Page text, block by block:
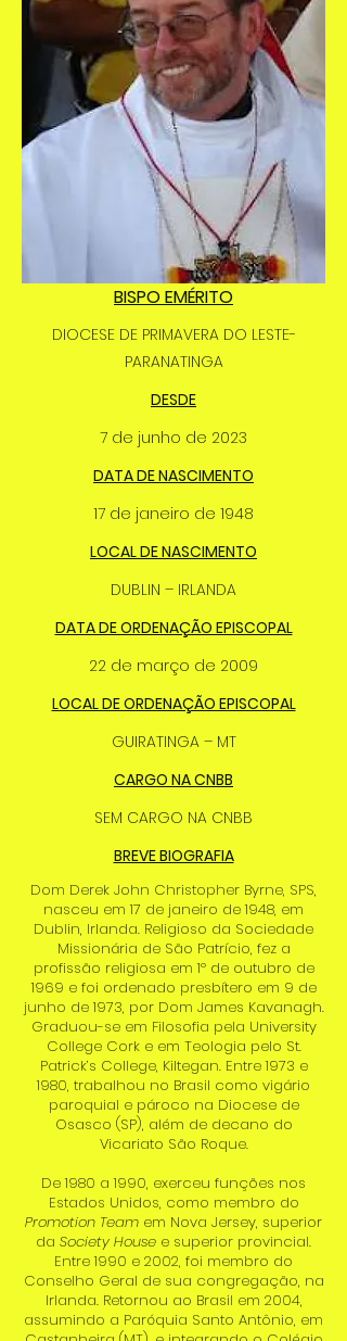
BISPO EMÉRITO
DIOCESE DE PRIMAVERA DO LESTE-
PARANATINGA
DESDE
7 de junho de 2023
DATA DE NASCIMENTO
17 de janeiro de 1948
LOCAL DE NASCIMENTO
DUBLIN – IRLANDA
DATA DE ORDENAÇÃO EPISCOPAL
22 de março de 2009
LOCAL DE ORDENAÇÃO EPISCOPAL
GUIRATINGA – MT
CARGO NA CNBB
SEM CARGO NA CNBB
BREVE BIOGRAFIA
Dom Derek John Christopher Byrne, SPS,
nasceu em 17 de janeiro de 1948, em
Dublin, Irlanda. Religioso da Sociedade
Missionária de São Patrício, fez a
profissão religiosa em 1º de outubro de
1969 e foi ordenado presbítero em 9 de
junho de 1973, por Dom James Kavanagh.
Graduou-se em Filosofia pela University
College Cork e em Teologia pelo St.
Patrick’s College, Kiltegan. Entre 1973 e
1980, trabalhou no Brasil como vigário
paroquial e pároco na Diocese de
Osasco (SP), além de decano do
Vicariato São Roque.
De 1980 a 1990, exerceu funções nos
Estados Unidos, como membro do
Promotion Team em Nova Jersey, superior
da Society House e superior provincial.
Entre 1990 e 2002, foi membro do
Conselho Geral de sua congregação, na
Irlanda. Retornou ao Brasil em 2004,
assumindo a Paróquia Santo Antônio, em